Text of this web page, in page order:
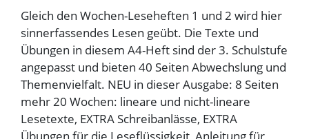
Gleich den Wochen-Leseheften 1 und 2 wird hier
sinnerfassendes Lesen geübt. Die Texte und
Übungen in diesem A4-Heft sind der 3. Schulstufe
angepasst und bieten 40 Seiten Abwechslung und
Themenvielfalt. NEU in dieser Ausgabe: 8 Seiten
mehr 20 Wochen: lineare und nicht-lineare
Lesetexte, EXTRA Schreibanlässe, EXTRA